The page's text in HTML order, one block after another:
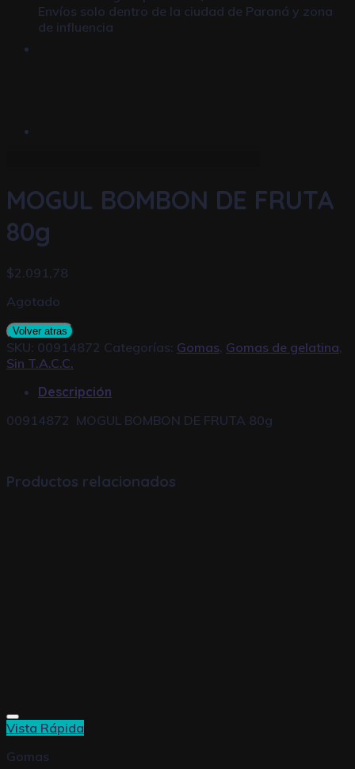
Envíos solo dentro de la ciudad de Paraná y zona
de influencia
MOGUL BOMBON DE FRUTA
80g
$2.091,78
Agotado
Volver atras
SKU: 00914872 Categorías: Gomas, Gomas de gelatina,
Sin T.A.C.C.
Descripción
00914872 MOGUL BOMBON DE FRUTA 80g
Productos relacionados
Vista Rápida
Gomas